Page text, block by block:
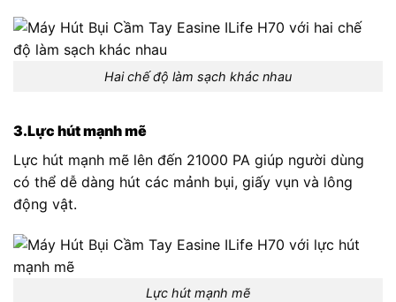
Hai chế độ làm sạch khác nhau
3.Lực hút mạnh mẽ
Lực hút mạnh mẽ lên đến 21000 PA giúp người dùng
có thể dễ dàng hút các mảnh bụi, giấy vụn và lông
động vật.
Lực hút mạnh mẽ